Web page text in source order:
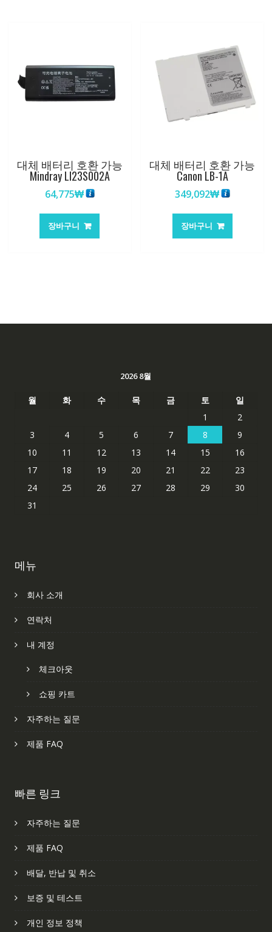
대체 배터리 호환 가능
Mindray LI23S002A
64,775₩
장바구니
대체 배터리 호환 가능
Canon LB-1A
349,092₩
장바구니
2026 8월
월 화 수 목 금 토
일
1
2
3
4 5 6 7 8
9
10
11 12 13 14 15
16
17
18 19 20 21 22
23
24
25 26 27 28 29
30
31
메뉴
회사 소개
연락처
내 계정
체크아웃
쇼핑 카트
자주하는 질문
제품 FAQ
빠른 링크
자주하는 질문
제품 FAQ
배달, 반납 및 취소
보증 및 테스트
개인 정보 정책